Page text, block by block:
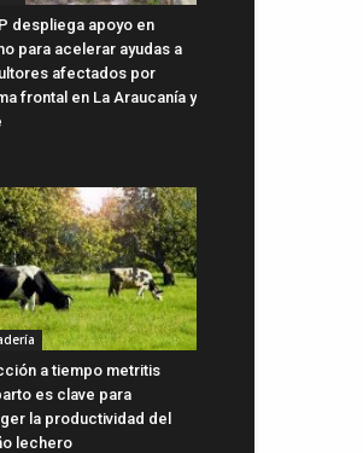
despliega apoyo en
para acelerar ayudas a
afectados por
frontal en La Araucanía y
a tiempo metritis
es clave para
la productividad del
lechero